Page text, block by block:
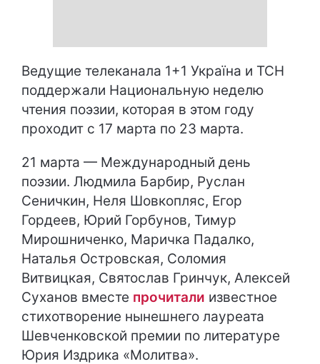
Ведущие телеканала 1+1 Україна и ТСН
поддержали Национальную неделю
чтения поэзии, которая в этом году
проходит с 17 марта по 23 марта.
21 марта — Международный день
поэзии. Людмила Барбир, Руслан
Сеничкин, Неля Шовкопляс, Егор
Гордеев, Юрий Горбунов, Тимур
Мирошниченко, Маричка Падалко,
Наталья Островская, Соломия
Витвицкая, Святослав Гринчук, Алексей
Суханов вместе прочитали известное
стихотворение нынешнего лауреата
Шевченковской премии по литературе
Юрия Издрика «Молитва».